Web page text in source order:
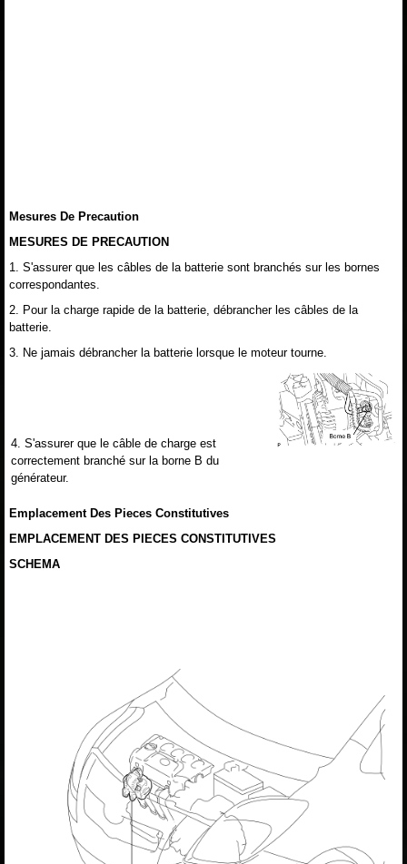
Mesures De Precaution
MESURES DE PRECAUTION
1. S'assurer que les câbles de la batterie sont branchés sur les bornes
correspondantes.
2. Pour la charge rapide de la batterie, débrancher les câbles de la
batterie.
3. Ne jamais débrancher la batterie lorsque le moteur tourne.
4. S'assurer que le câble de charge est
correctement branché sur la borne B du
générateur.
Emplacement Des Pieces Constitutives
EMPLACEMENT DES PIECES CONSTITUTIVES
SCHEMA